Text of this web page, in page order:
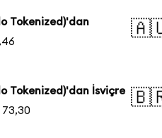
Tokenized)'dan
Tokenized)'dan İsviçre
73,30